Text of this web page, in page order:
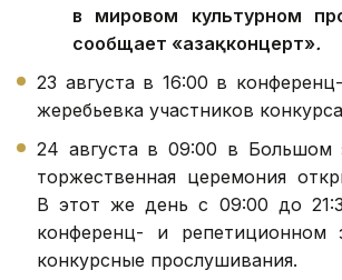
в мировом культурном
сообщает «Қазақконцерт».
23 августа в 16:00 в
жеребьевка участников
24 августа в 09:00 в Большом
торжественная церемония
В этот же день с 09:00 до
конференц- и репетиционном
конкурсные прослушивания.